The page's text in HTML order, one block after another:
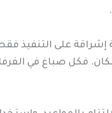
على التنفيذ
فكل صباغ في